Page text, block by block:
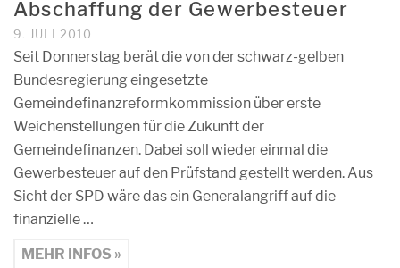
Abschaffung der Gewerbesteuer
9. JULI 2010
Seit Donnerstag berät die von der schwarz-gelben
Bundesregierung eingesetzte
Gemeindefinanzreformkommission über erste
Weichenstellungen für die Zukunft der
Gemeindefinanzen. Dabei soll wieder einmal die
Gewerbesteuer auf den Prüfstand gestellt werden. Aus
Sicht der SPD wäre das ein Generalangriff auf die
finanzielle …
MEHR INFOS »